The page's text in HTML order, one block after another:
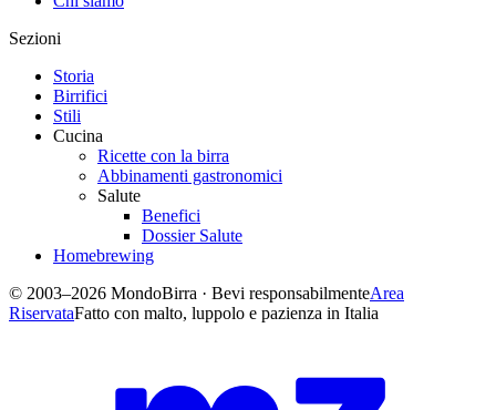
Sezioni
Storia
Birrifici
Stili
Cucina
Ricette con la birra
Abbinamenti gastronomici
Salute
Benefici
Dossier Salute
Homebrewing
© 2003–2026 MondoBirra · Bevi responsabilmenteArea
RiservataFatto con malto, luppolo e pazienza in Italia